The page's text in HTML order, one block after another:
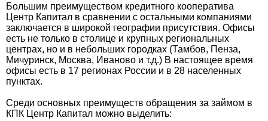
Большим преимуществом кредитного кооператива
Центр Капитал в сравнении с остальными компаниями
заключается в широкой географии присутствия. Офисы
есть не только в столице и крупных региональных
центрах, но и в небольших городках (Тамбов, Пенза,
Мичуринск, Москва, Иваново и т.д.) В настоящее время
офисы есть в 17 регионах России и в 28 населенных
пунктах.
Среди основных преимуществ обращения за займом в
КПК Центр Капитал можно выделить: